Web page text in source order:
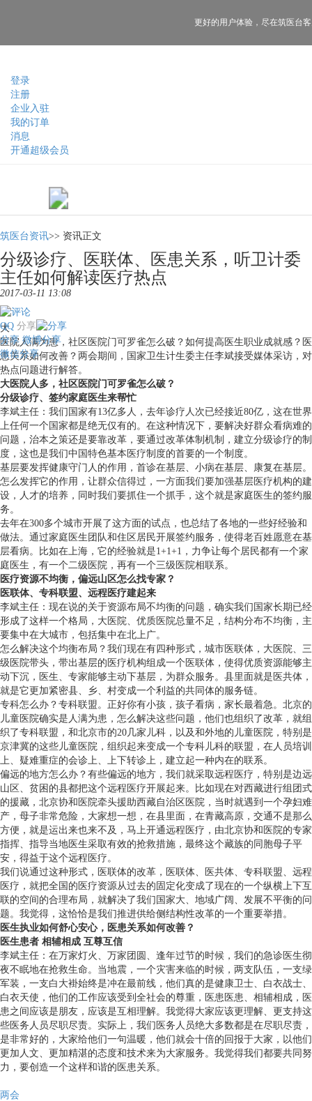
登录
注册
企业入驻
我的订单
消息
开通超级会员
更好的用户体验， 尽在筑医台
筑医台资讯>> 资讯正文
分级诊疗、医联体、医患关系，听卫计委
主任如何解读医疗热点
2017-03-11 13:08
分享
QQ
分享 微博分享
微信分享
大
医院人满为患，社区医院门可罗雀怎么破？如何提高医生职业成就感？医
患关系如何改善？两会期间，国家卫生计生委主任李斌接受媒体采访，对
热点问题进行解答。
大医院人多，社区医院门可罗雀怎么破？
分级诊疗、签约家庭医生来帮忙
李斌主任：我们国家有13亿多人，去年诊疗人次已经接近80亿，这在世界
上任何一个国家都是绝无仅有的。在这种情况下，要解决好群众看病难的
问题，治本之策还是要靠改革，要通过改革体制机制，建立分级诊疗的制
度，这也是我们中国特色基本医疗制度的首要的一个制度。
基层要发挥健康守门人的作用，首诊在基层、小病在基层、康复在基层。
怎么发挥它的作用，让群众信得过，一方面我们要加强基层医疗机构的建
设，人才的培养，同时我们要抓住一个抓手，这个就是家庭医生的签约服
务。
去年在300多个城市开展了这方面的试点，也总结了各地的一些好经验和
做法。通过家庭医生团队和住区居民开展签约服务，使得老百姓愿意在基
层看病。比如在上海，它的经验就是1+1+1，力争让每个居民都有一个家
庭医生，有一个二级医院，再有一个三级医院相联系。
医疗资源不均衡，偏远山区怎么找专家？
医联体、专科联盟、远程医疗建起来
李斌主任：现在说的关于资源布局不均衡的问题，确实我们国家长期已经
形成了这样一个格局，大医院、优质医院总量不足，结构分布不均衡，主
要集中在大城市，包括集中在北上广。
怎么解决这个均衡布局？我们现在有四种形式，城市医联体，大医院、三
级医院带头，带出基层的医疗机构组成一个医联体，使得优质资源能够主
动下沉，医生、专家能够主动下基层，为群众服务。县里面就是医共体，
就是它更加紧密县、乡、村变成一个利益的共同体的服务链。
专科怎么办？专科联盟。正好你有小孩，孩子看病，家长最着急。北京的
儿童医院确实是人满为患，怎么解决这些问题，他们也组织了改革，就组
织了专科联盟，和北京市的20几家儿科，以及和外地的儿童医院，特别是
京津冀的这些儿童医院，组织起来变成一个专科儿科的联盟，在人员培训
上、疑难重症的会诊上、上下转诊上，建立起一种内在的联系。
偏远的地方怎么办？有些偏远的地方，我们就采取远程医疗，特别是边远
山区、贫困的县都把这个远程医疗开展起来。比如现在对西藏进行组团式
的援藏，北京协和医院牵头援助西藏自治区医院，当时就遇到一个孕妇难
产，母子非常危险，大家想一想，在县里面，在青藏高原，交通不是那么
方便，就是运出来也来不及，马上开通远程医疗，由北京协和医院的专家
指挥、指导当地医生采取有效的抢救措施，最终这个藏族的同胞母子平
安，得益于这个远程医疗。
我们说通过这种形式，医联体的改革，医联体、医共体、专科联盟、远程
医疗，就把全国的医疗资源从过去的固定化变成了现在的一个纵横上下互
联的空间的合理布局，就解决了我们国家大、地域广阔、发展不平衡的问
题。我觉得，这恰恰是我们推进供给侧结构性改革的一个重要举措。
医生执业如何舒心安心，医患关系如何改善？
医生患者 相辅相成 互尊互信
李斌主任：在万家灯火、万家团圆、逢年过节的时候，我们的急诊医生彻
夜不眠地在抢救生命。当地震，一个灾害来临的时候，两支队伍，一支绿
军装，一支白大褂始终是冲在最前线，他们真的是健康卫士、白衣战士、
白衣天使，他们的工作应该受到全社会的尊重，医患医患、相辅相成，医
患之间应该是朋友，应该是互相理解。我觉得大家应该更理解、更支持这
些医务人员尽职尽责。实际上，我们医务人员绝大多数都是在尽职尽责，
是非常好的，大家给他们一句温暖，他们就会十倍的回报于大家，以他们
更加人文、更加精湛的态度和技术来为大家服务。我觉得我们都要共同努
力，要创造一个这样和谐的医患关系。
两会